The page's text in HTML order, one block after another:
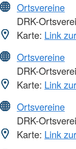
Ortsvereine
DRK-
Karte: Link
Ortsvereine
DRK-
Karte: Link
Ortsvereine
DRK-
Karte: Link